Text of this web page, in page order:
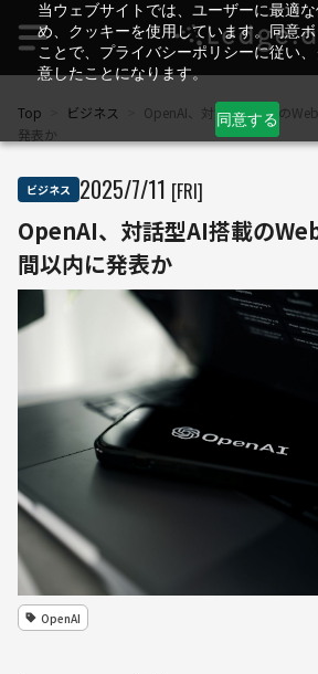
当ウェブサイトでは、ユーザーに最適
め、クッキーを使用しています。同意
ことで、プライバシーポリシーに従い
意したことになります。
同意する
Top ビジネス
OpenAI、対話型AI搭載の
発表か
ビジネス 2025/7/11 [FRI]
OpenAI、対話型AI搭載の
間以内に発表か
OpenAI